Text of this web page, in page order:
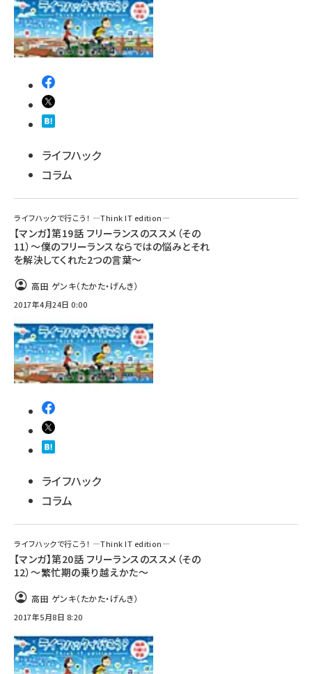
ライフハック
コラム
ライフハックで行こう！ ―Think IT edition―
【マンガ】第19話 フリーランスのススメ（その
11）～僕のフリーランスならではの悩みとそれ
を解決してくれた2つの言葉～
高田 ゲンキ（たかた・げんき）
2017年4月24日 0:00
ライフハック
コラム
ライフハックで行こう！ ―Think IT edition―
【マンガ】第20話 フリーランスのススメ（その
12）～繁忙期の乗り越えかた～
高田 ゲンキ（たかた・げんき）
2017年5月8日 8:20